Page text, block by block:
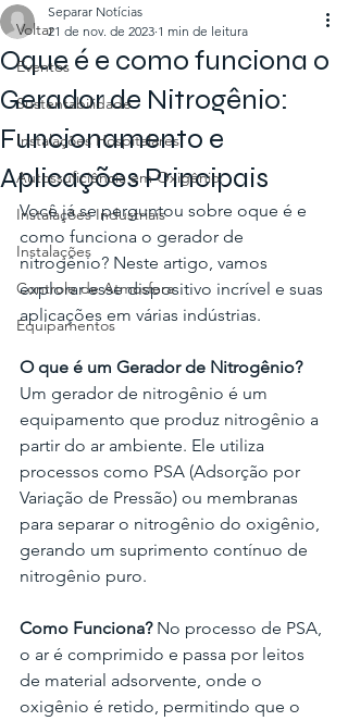
Voltar
Eventos
Sustentabilidade
Instalações Hospitalares
Autossuficiência em Oxigênio
Instalações Industriais
Instalações
Controle de Atmosfera
Equipamentos
Oque é e como funciona o
Gerador de Nitrogênio:
Funcionamento e
Aplicações Principais
Separar Notícias
21 de nov. de 2023 1 min de leitura
Você já se perguntou sobre oque é e
como funciona o gerador de
nitrogênio? Neste artigo, vamos
explorar esse dispositivo incrível e suas
aplicações em várias indústrias.
O que é um Gerador de Nitrogênio?
Um gerador de nitrogênio é um
equipamento que produz nitrogênio a
partir do ar ambiente. Ele utiliza
processos como PSA (Adsorção por
Variação de Pressão) ou membranas
para separar o nitrogênio do oxigênio,
gerando um suprimento contínuo de
nitrogênio puro.
Como Funciona? No processo de PSA,
o ar é comprimido e passa por leitos
de material adsorvente, onde o
oxigênio é retido, permitindo que o